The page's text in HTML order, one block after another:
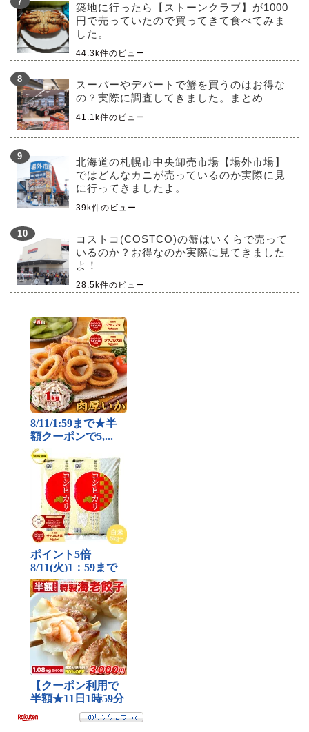
築地に行ったら【ストーンクラブ】が1000
円で売っていたので買ってきて食べてみま
した。
44.3k件のビュー
スーパーやデパートで蟹を買うのはお得な
の？実際に調査してきました。まとめ
41.1k件のビュー
北海道の札幌市中央卸売市場【場外市場】
ではどんなカニが売っているのか実際に見
に行ってきましたよ。
39k件のビュー
コストコ(COSTCO)の蟹はいくらで売って
いるのか？お得なのか実際に見てきました
よ！
28.5k件のビュー